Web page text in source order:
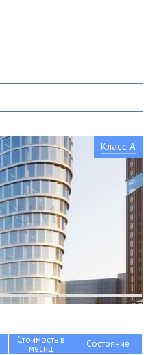
Класс A
Стоимость в
месяц Состояние